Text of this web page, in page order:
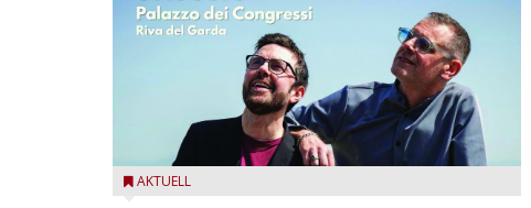
Fabrizio Bosso & Julian Oliver Mazzariello zu Gast beim
AKTUELL